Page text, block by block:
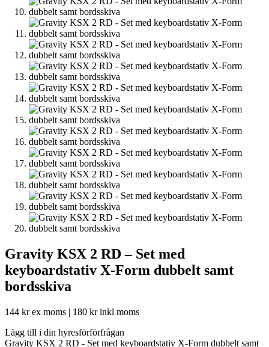
Gravity KSX 2 RD – Set med
keyboardstativ X-Form dubbelt samt
bordsskiva
144 krex moms | 180 krinkl moms
Lägg till i din hyresförförfrågan
Gravity KSX 2 RD - Set med keyboardstativ X-Form dubbelt samt